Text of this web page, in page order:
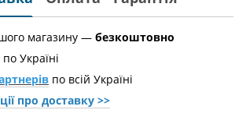
магазину — безкоштовно
Україні
по всій Україні
про доставкy >>